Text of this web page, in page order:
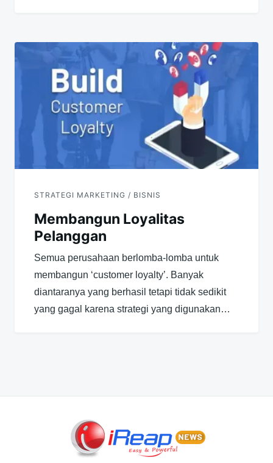
STRATEGI MARKETING / BISNIS
Membangun Loyalitas
Pelanggan
Semua perusahaan berlomba-lomba untuk
membangun ‘customer loyalty’. Banyak
diantaranya yang berhasil tetapi tidak sedikit
yang gagal karena strategi yang digunakan…